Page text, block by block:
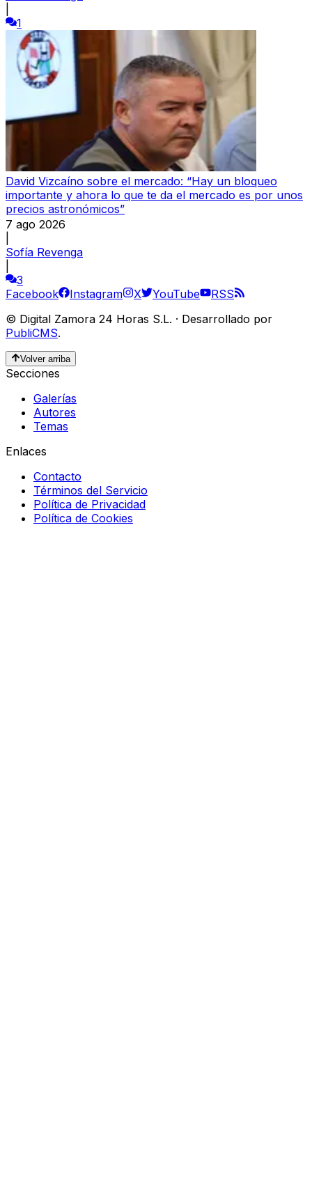
1
David Vizcaíno sobre el mercado: “Hay un bloqueo
importante y ahora lo que te da el mercado es por unos
precios astronómicos”
7 ago 2026
Sofía Revenga
3
Facebook
Instagram X YouTube
RSS
© Digital Zamora 24 Horas S.L. · Desarrollado por
PubliCMS.
Volver arriba
Secciones
Galerías
Autores
Temas
Enlaces
Contacto
Términos del Servicio
Política de Privacidad
Política de Cookies